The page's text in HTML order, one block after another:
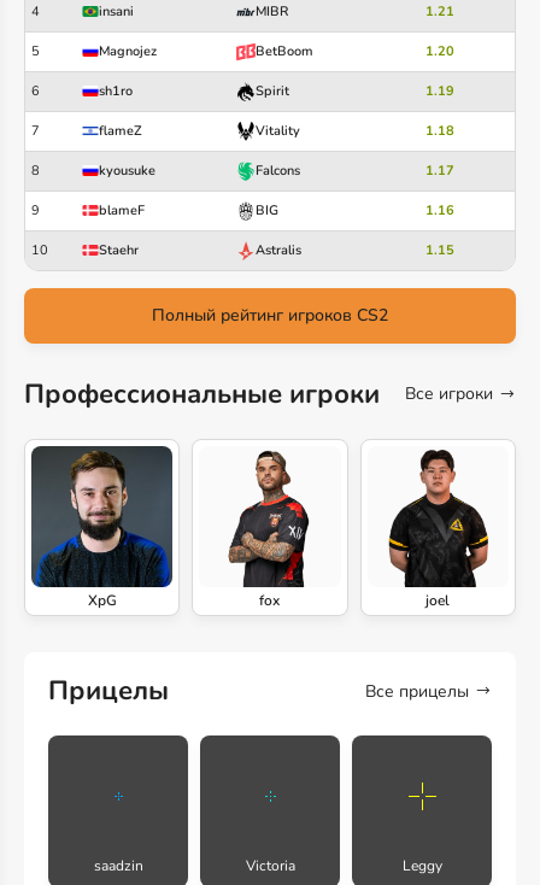
4 insani MIBR 1.21
5 Magnojez BetBoom 1.20
6 sh1ro Spirit 1.19
7 flameZ Vitality 1.18
8 kyousuke Falcons 1.17
9 blameF BIG 1.16
10 Staehr Astralis 1.15
Полный рейтинг игроков CS2
Профессиональные игроки Все игроки
XpG fox joel
Прицелы Все прицелы
saadzin Victoria Leggy